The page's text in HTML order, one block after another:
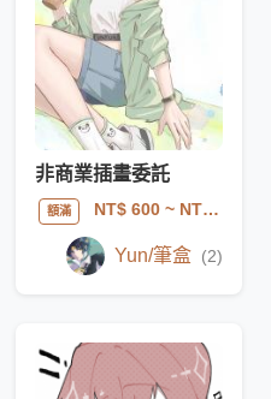
非商業插畫委託
額滿 NT$ 600~ NT$ 1800
Yun/筆盒 (2)